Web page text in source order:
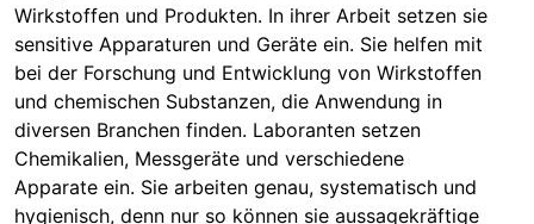
Wirkstoffen und Produkten. In ihrer Arbeit setzen sie
sensitive Apparaturen und Geräte ein. Sie helfen mit
bei der Forschung und Entwicklung von Wirkstoffen
und chemischen Substanzen, die Anwendung in
diversen Branchen finden. Laboranten setzen
Chemikalien, Messgeräte und verschiedene
Apparate ein. Sie arbeiten genau, systematisch und
hygienisch, denn nur so können sie aussagekräftige